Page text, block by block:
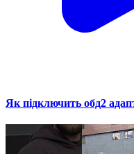
Як підключить обд2